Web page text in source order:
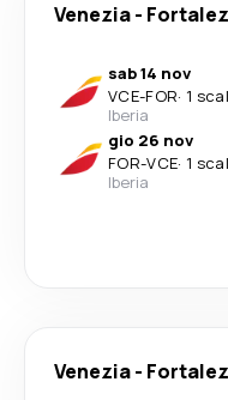
Venezia-
sab 14 nov
VCE-FOR· 1
Iberia
gio 26 nov
FOR-VCE· 1
Iberia
Venezia-